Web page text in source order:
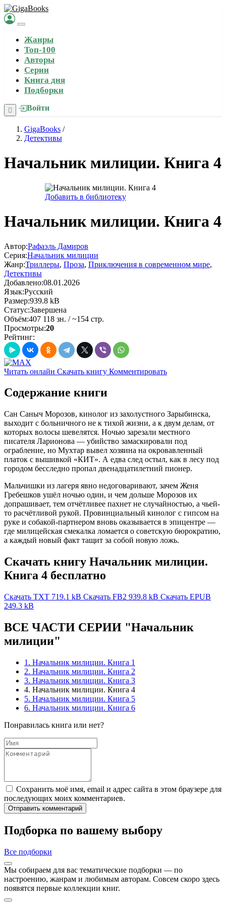
Жанры
Топ-100
Авторы
Серии
Книга дня
Подборки
Войти
GigaBooks /
Детективы
Начальник милиции. Книга 4
Добавить в библиотеку
Начальник милиции. Книга 4
Автор:Рафаэль Дамиров
Серия:Начальник милиции
Жанр:Триллеры, Проза, Приключения в современном мире,
Детективы
Добавлено:08.01.2026
Язык:Русский
Размер:939.8 kB
Статус:Завершена
Объём:407 118 зн. / ~154 стр.
Просмотры:20
Рейтинг:
Читать онлайн Скачать книгу Комментировать
Содержание книги
Сан Саныч Морозов, кинолог из захолустного Зарыбинска,
выходит с больничного не к тихой жизни, а к двум делам, от
которых волосы шевелятся. Ночью зарезали местного
писателя Ларионова — убийство замаскировали под
ограбление, но Мухтар вывел хозяина на окровавленный
платок с вышивкой «КИТ». А едва след остыл, как в лесу под
городом бесследно пропал двенадцатилетний пионер.
Мальчишки из лагеря явно недоговаривают, зачем Женя
Гребешков ушёл ночью один, и чем дольше Морозов их
допрашивает, тем отчётливее пахнет не случайностью, а чьей-
то расчётливой рукой. Провинциальный кинолог с гипсом на
руке и собакой-партнером вновь оказывается в эпицентре —
где милицейская смекалка ломается о советскую бюрократию,
а каждый новый факт тащит за собой новую ложь.
Скачать книгу Начальник милиции.
Книга 4 бесплатно
Скачать TXT 719.1 kB Скачать FB2 939.8 kB Скачать EPUB
249.3 kB
ВСЕ ЧАСТИ СЕРИИ "Начальник
милиции"
1. Начальник милиции. Книга 1
2. Начальник милиции. Книга 2
3. Начальник милиции. Книга 3
4. Начальник милиции. Книга 4
5. Начальник милиции. Книга 5
6. Начальник милиции. Книга 6
Понравилась книга или нет?
Сохранить моё имя, email и адрес сайта в этом браузере для
последующих моих комментариев.
Отправить комментарий
Подборка по вашему выбору
Все подборки
Мы собираем для вас тематические подборки — по
настроению, жанрам и любимым авторам. Совсем скоро здесь
появятся первые коллекции книг.